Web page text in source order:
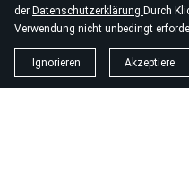
der Datenschutzerklärung Durch
Verwendung nicht unbedingt
Ignorieren Akzeptiere